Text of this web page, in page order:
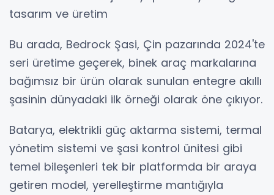
tasarım ve üretim
Bu arada, Bedrock Şasi, Çin pazarında 2024'te
seri üretime geçerek, binek araç markalarına
bağımsız bir ürün olarak sunulan entegre akıllı
şasinin dünyadaki ilk örneği olarak öne çıkıyor.
Batarya, elektrikli güç aktarma sistemi, termal
yönetim sistemi ve şasi kontrol ünitesi gibi
temel bileşenleri tek bir platformda bir araya
getiren model, yerelleştirme mantığıyla